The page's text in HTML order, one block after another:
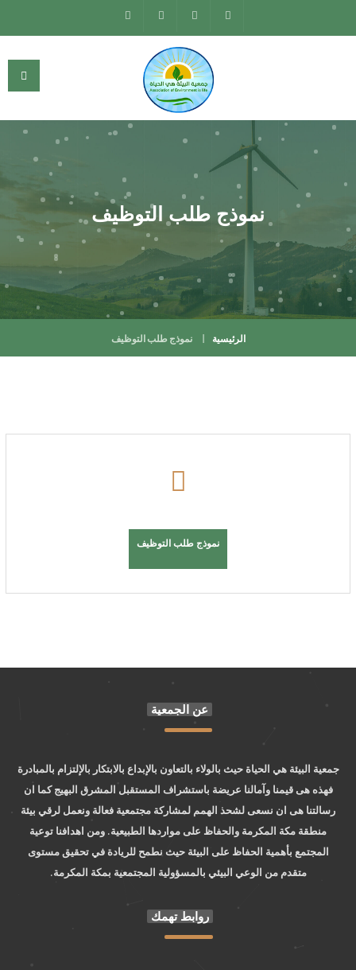
نموذج طلب التوظيف
الرئيسية نموذج طلب التوظيف
نموذج طلب التوظيف
عن الجمعية
جمعية البيئة هي الحياة حيث بالولاء بالتعاون بالإبداع بالابتكار بالإلتزام بالمبادرة
فهذه هى قيمنا وآمالنا عريضة باستشراف المستقبل المشرق البهيج كما ان
رسالتنا هى ان نسعى لشحذ الهمم لمشاركة مجتمعية فعالة ونعمل لرقي بيئة
منطقة مكة المكرمة والحفاظ على مواردها الطبيعية. ومن اهدافنا توعية
المجتمع بأهمية الحفاظ على البيئة حيث نطمح للريادة في تحقيق مستوى
متقدم من الوعي البيئي بالمسؤولية المجتمعية بمكة المكرمة.
روابط تهمك